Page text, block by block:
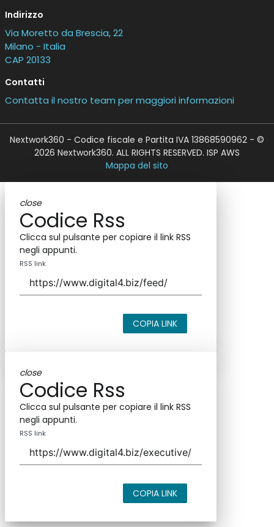
Indirizzo
Via Moretto da Brescia, 22
Milano - Italia
CAP 20133
Contatti
Contatta il nostro team per maggiori informazioni
Nextwork360 - Codice fiscale e Partita IVA 13868590962 - ©
2026 Nextwork360. ALL RIGHTS RESERVED. ISP AWS
Mappa del sito
close
Codice Rss
Clicca sul pulsante per copiare il link RSS
negli appunti.
RSS link
COPIA LINK
close
Codice Rss
Clicca sul pulsante per copiare il link RSS
negli appunti.
RSS link
COPIA LINK